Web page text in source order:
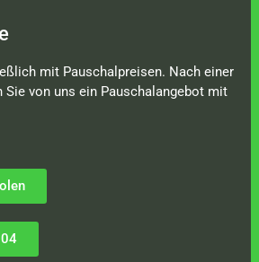
mit Pauschalpreisen. Nach einer
Sie von uns ein Pauschalangebot mit